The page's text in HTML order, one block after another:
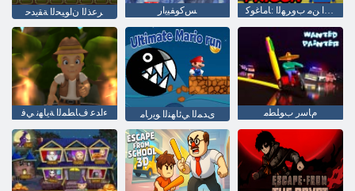
ﺮﻋﺬﻟﺍ ﻥﺍﻮﻴﺤﻟﺍ ﺔﻘﻳﺪﺣ ﺲﻛﻮﻔﻴﻳﺍﺭ ﻦﺠﺴﻟﺍ ﻦﻣ ﺏﻭﺮﻬﻟﺍ :ﺎﻣﺎﻏﻮﻛ
ءﺍﺪﻋ ﻑﺎﻄﻤﻟﺍ ﺔﻳﺎﻬﻧ ﻲﻓ ﻯﺪﻤﻟﺍ ﻲﺋﺎﻬﻨﻟﺍ ﻮﻳﺭﺎﻣ ﻡﺎﺳﺭ ﺏﻮﻠﻄﻣ